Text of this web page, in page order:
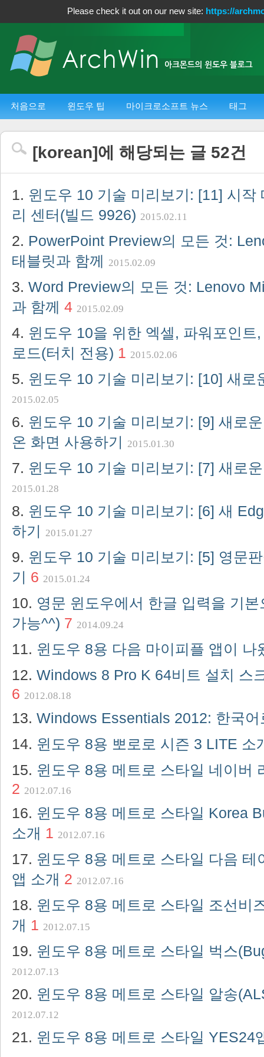
Please check it out on our new site: https://
처음으로 윈도우 팁 마이크로소프트 뉴스 태그
[korean]에 해당되는 글 52건
윈도우 10 기술 미리보기: [11] 시작
리 센터(빌드 9926) 2015.02.11
PowerPoint Preview의 모든 것:
태블릿과 함께 2015.02.09
Word Preview의 모든 것: Lenovo
과 함께 4 2015.02.09
윈도우 10을 위한 엑셀, 파워포인트
로드(터치 전용) 1 2015.02.06
윈도우 10 기술 미리보기: [10] 새로
2015.02.05
윈도우 10 기술 미리보기: [9] 새로
온 화면 사용하기 2015.01.30
윈도우 10 기술 미리보기: [7] 새로
2015.01.28
윈도우 10 기술 미리보기: [6] 새
하기 2015.01.27
윈도우 10 기술 미리보기: [5] 영문
기 6 2015.01.24
영문 윈도우에서 한글 입력을 기
가능^^) 7 2014.09.24
윈도우 8용 다음 마이피플 앱이
Windows 8 Pro K 64비트 설치 스
6 2012.08.18
Windows Essentials 2012: 한국
윈도우 8용 뽀로로 시즌 3 LITE 소
윈도우 8용 메트로 스타일 네이버
2 2012.07.16
윈도우 8용 메트로 스타일 Korea
소개 1 2012.07.16
윈도우 8용 메트로 스타일 다음 테
앱 소개 2 2012.07.16
윈도우 8용 메트로 스타일 조선비
개 1 2012.07.15
윈도우 8용 메트로 스타일 벅스
2012.07.13
윈도우 8용 메트로 스타일 알송
2012.07.12
윈도우 8용 메트로 스타일 YES24